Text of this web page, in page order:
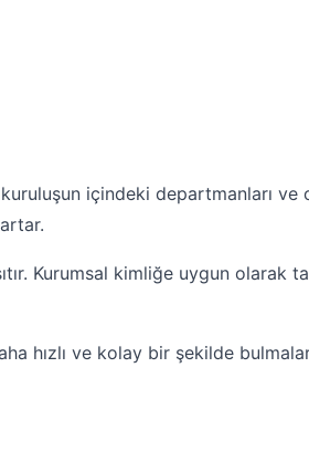
içindeki departmanları
Kurumsal kimliğe uygun olarak
hızlı ve kolay bir şekilde